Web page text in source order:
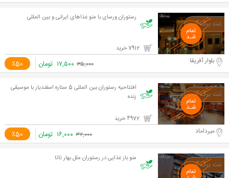
رستوران ورسای با منو غذاهای ایرانی و بین المللی
٪50 بلوار آفریقا ۳۵,۰۰۰ ۱۷,۵۰۰ تومان
افتتاحیه رستوران بین المللی 5 ستاره اسفندیار با موسیقی
زنده
٪50 میرداماد ۳۲,۰۰۰ ۱۶,۰۰۰ تومان
منو باز غذایی در رستوران ملل بهار تاتا